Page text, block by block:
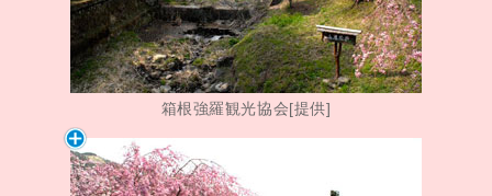
箱根強羅観光協会[提供]